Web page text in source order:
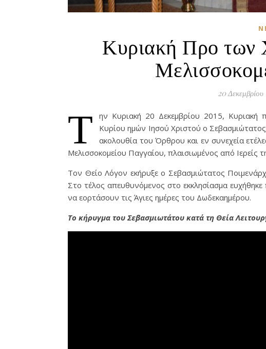
Κυριακή Προ των
20 Δεκεμβρίου
Τ
ην Κυριακή 20 Δεκεμβρίου 2015, Κυριακή
Κυρίου ημών Ιησού Χριστού ο
ακολουθία του Όρθρου και εν συνεχεία
Μελισσοκομείου Παγγαίου, πλαισιωμένος από Ιερείς
Τον Θείο Λόγον εκήρυξε ο Σεβασμιώτατος
Στο τέλος απευθυνόμενος στο εκκλησίασμα
να εορτάσουν τις Άγιες ημέρες του Δωδεκαημέρου.
Το κήρυγμα του Σεβασμιωτάτου κατά τη Θεία